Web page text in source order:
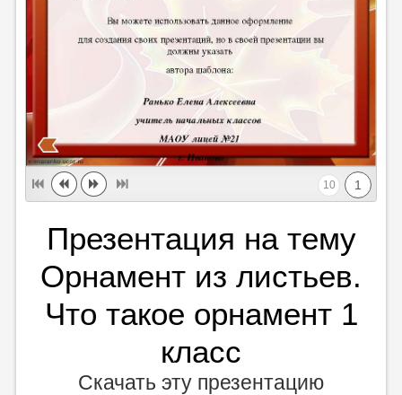
1
10
Презентация на тему
Орнамент из листьев.
Что такое орнамент 1
класс
Скачать эту презентацию